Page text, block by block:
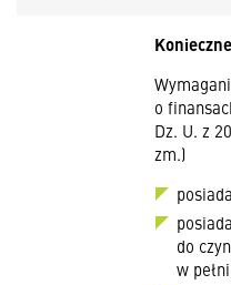
o
Dz. U. z
zm.)
do
w